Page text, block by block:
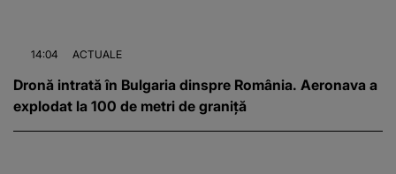
14:04 ACTUALE
Dronă intrată în Bulgaria dinspre România. Aeronava a
explodat la 100 de metri de graniță